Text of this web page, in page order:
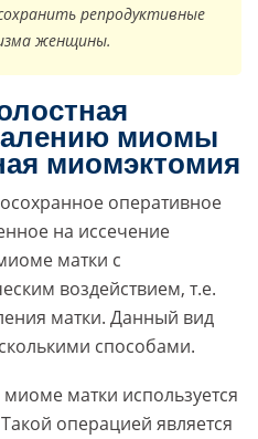
репродуктивные
женщины.
миомы
миомэктомия
оперативное
на иссечение
матки с
воздействием, т.е.
матки. Данный вид
способами.
матки используется
операцией является